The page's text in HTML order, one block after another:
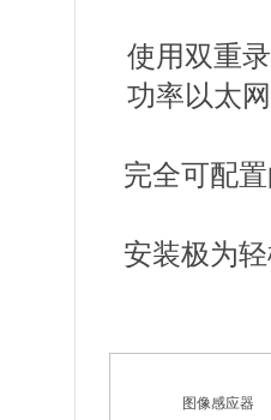
使用双重
功率以太
完全可配
安装极为
图像感应器